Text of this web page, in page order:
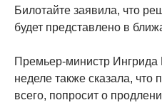
Билотайте заявила, что
будет представлено в
Премьер-министр
неделе также сказала, что
всего, попросит о